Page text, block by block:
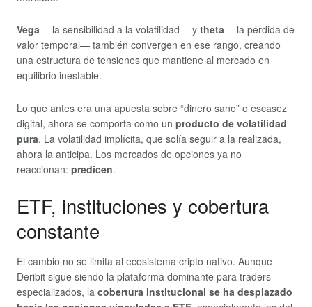
Vega —la sensibilidad a la volatilidad— y theta —la pérdida de
valor temporal— también convergen en ese rango, creando
una estructura de tensiones que mantiene al mercado en
equilibrio inestable.
Lo que antes era una apuesta sobre “dinero sano” o escasez
digital, ahora se comporta como un producto de volatilidad
pura. La volatilidad implícita, que solía seguir a la realizada,
ahora la anticipa. Los mercados de opciones ya no
reaccionan: predicen.
ETF, instituciones y cobertura
constante
El cambio no se limita al ecosistema cripto nativo. Aunque
Deribit sigue siendo la plataforma dominante para traders
especializados, la cobertura institucional se ha desplazado